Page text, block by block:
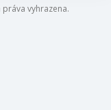
práva vyhrazena.